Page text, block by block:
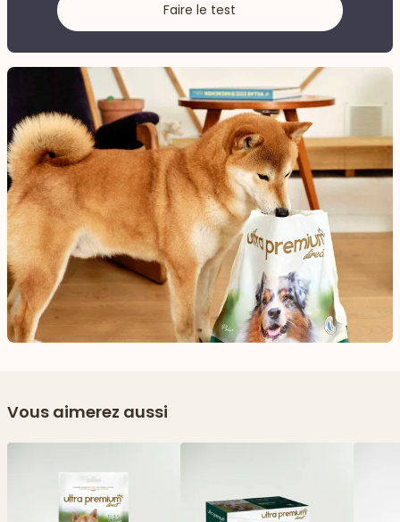
Faire le test
Vous aimerez aussi